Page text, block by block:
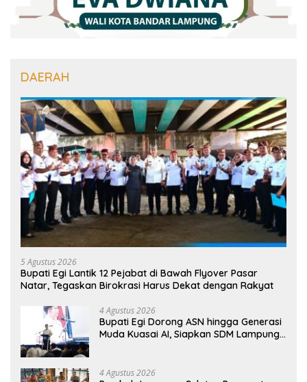
DAERAH
5 Agustus 2026
Bupati Egi Lantik 12 Pejabat di Bawah Flyover Pasar
Natar, Tegaskan Birokrasi Harus Dekat dengan Rakyat
4 Agustus 2026
Bupati Egi Dorong ASN hingga Generasi
Muda Kuasai AI, Siapkan SDM Lampung
4 Agustus 2026